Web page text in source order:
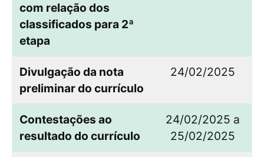
com relação dos
classificados para 2ª
etapa
Divulgação da nota
preliminar do currículo
24/02/2025
Contestações ao
resultado do currículo
24/02/2025 a
25/02/2025